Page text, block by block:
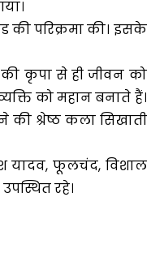
की परिक्रमा की। इसके
कृपा से ही जीवन को
को महान बनाते हैं।
की श्रेष्ठ कला सिखाती
यादव, फूलचंद, विशाल
रहे।